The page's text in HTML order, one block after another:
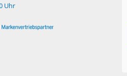
Uhr